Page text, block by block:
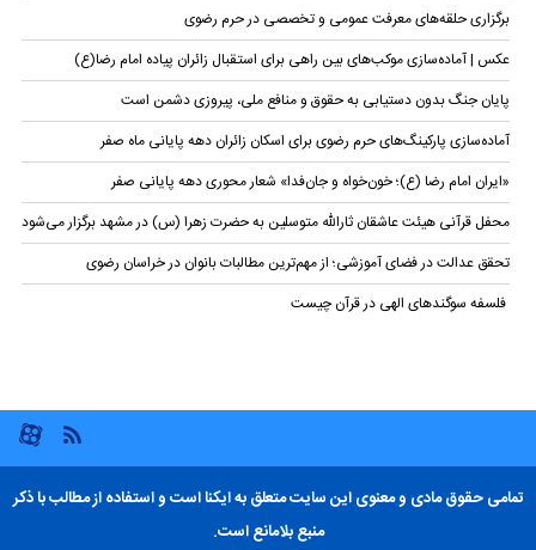
برگزاری حلقه‌های معرفت عمومی و تخصصی در حرم رضوی
عکس | آماده‌سازی موکب‌های بین راهی برای استقبال زائران پیاده امام رضا(ع)
پایان جنگ بدون دستیابی به حقوق و منافع ملی، پیروزی دشمن است
آماده‌سازی پارکینگ‌های حرم رضوی برای اسکان زائران دهه پایانی ماه صفر
«ایران امام رضا (ع)؛ خون‌خواه و جان‌فدا» شعار محوری دهه پایانی صفر
محفل قرآنی هیئت عاشقان ثارالله متوسلین به حضرت زهرا (س) در مشهد برگزار می‌شود
تحقق عدالت در فضای آموزشی؛ از مهم‌ترین مطالبات بانوان در خراسان رضوی
فلسفه سوگندهای الهی در قرآن چیست
تمامی حقوق مادی و معنوی این سایت متعلق به ایکنا است و استفاده از مطالب با ذکر
منبع بلامانع است.